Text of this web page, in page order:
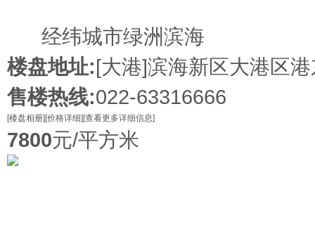
经纬城市绿洲滨海
楼盘地址:[大港]滨海新区大港区
售楼热线:022-63316666
[楼盘相册] [价格详细] [查看更多详细信息]
7800元/平方米